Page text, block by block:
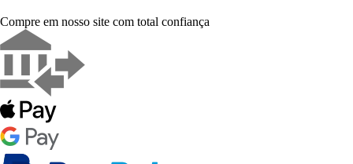
Compre em nosso site com total confiança